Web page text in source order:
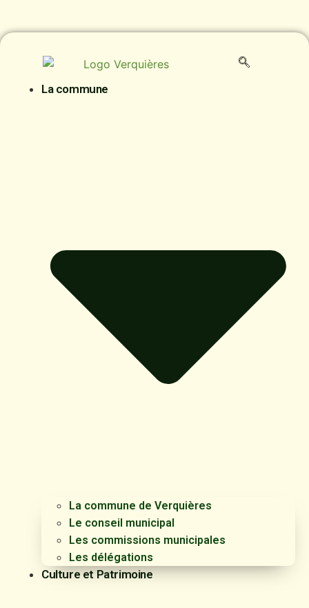
La commune
La commune de Verquières
Le conseil municipal
Les commissions municipales
Les délégations
Culture et Patrimoine